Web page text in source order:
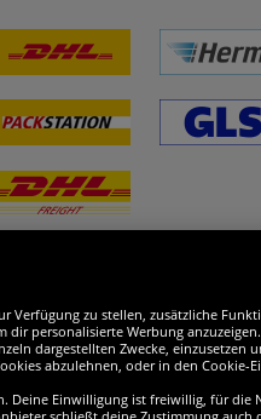
Verfügung zu stellen, zusätzliche
personalisierte Werbung
dargestellten Zwecke,
abzulehnen, oder in den Cookie-
Einwilligung ist freiwillig, für die